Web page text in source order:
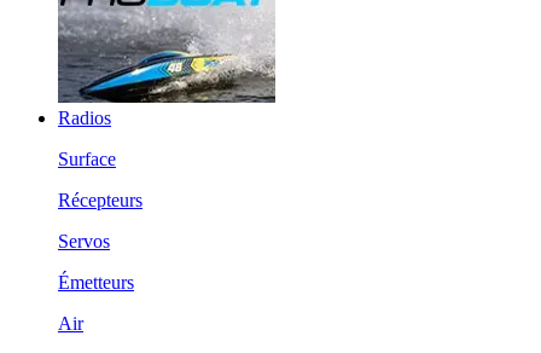
Radios
Surface
Récepteurs
Servos
Émetteurs
Air